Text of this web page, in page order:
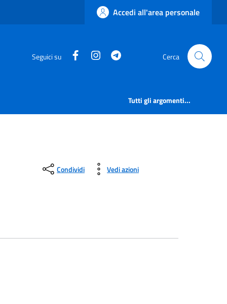
Accedi all'area personale
Seguici su FacebookInstagram Cerca
Tutti gli argomenti...
Condividi Vedi azioni